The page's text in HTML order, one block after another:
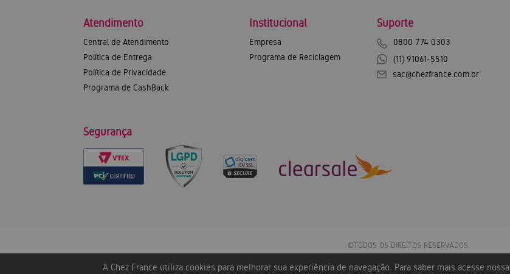
A Chez France utiliza cookies para melhorar sua experiência de navegação. Para saber mais acesse nossa
Atendimento
Central de Atendimento
Política de Entrega
Política de Privacidade
Programa de CashBack
Institucional
Empresa
Programa de Reciclagem
Suporte
0800 774 0303
(11) 91061-5510
sac@chezfrance.com.br
Segurança
©TODOS OS DIREITOS RESERVADOS.